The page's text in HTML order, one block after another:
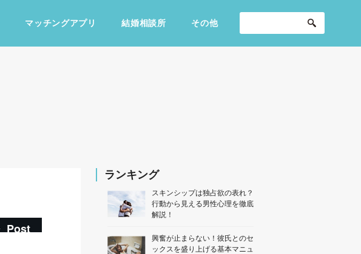
マッチングアプリ 結婚相談所 その他
Post
ランキング
スキンシップは独占欲の表れ？
行動から見える男性心理を徹底
解説！
興奮が止まらない！彼氏とのセ
ックスを盛り上げる基本マニュ